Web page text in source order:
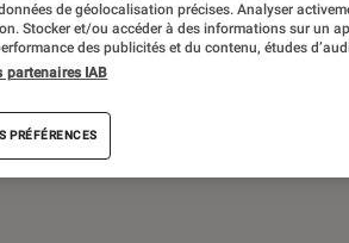
Album Concert Rap
de géolocalisation précises. Analyser
Stocker et/ou accéder à des informations sur un
des publicités et du contenu, études
partenaires IAB
PRÉFÉRENCES